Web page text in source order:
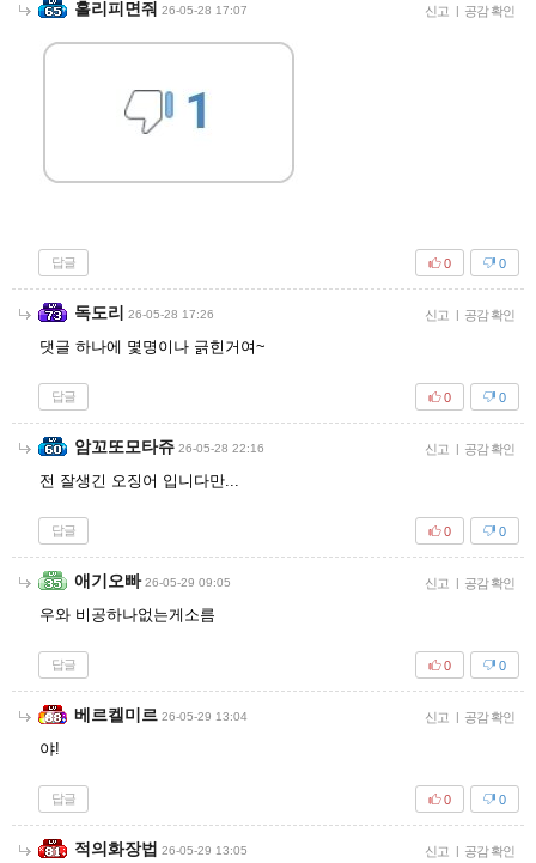
홀리피면줘 26-05-28 17:07 신고 | 공감 확인
답글 0
0
독도리 26-05-28 17:26 신고 | 공감 확인
댓글 하나에 몇명이나 긁힌거여~
답글 0
0
암꼬또모타쥬 26-05-28 22:16 신고 | 공감 확인
전 잘생긴 오징어 입니다만...
답글 0
0
애기오빠 26-05-29 09:05 신고 | 공감 확인
우와 비공하나없는게소름
답글 0
0
베르켈미르 26-05-29 13:04 신고 | 공감 확인
야!
답글 0
0
적의화장법 26-05-29 13:05 신고 | 공감 확인